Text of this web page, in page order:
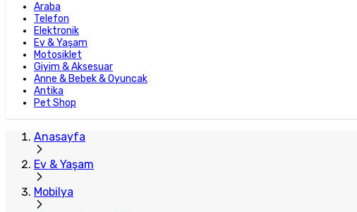
Araba
Telefon
Elektronik
Ev & Yaşam
Motosiklet
Giyim & Aksesuar
Anne & Bebek & Oyuncak
Antika
Pet Shop
Anasayfa
Ev & Yaşam
Mobilya